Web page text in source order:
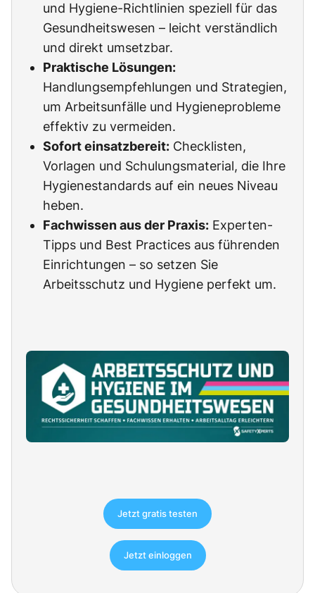
und Hygiene-Richtlinien speziell für das
Gesundheitswesen – leicht verständlich
und direkt umsetzbar.
Praktische Lösungen:
Handlungsempfehlungen und Strategien,
um Arbeitsunfälle und Hygieneprobleme
effektiv zu vermeiden.
Sofort einsatzbereit: Checklisten,
Vorlagen und Schulungsmaterial, die Ihre
Hygienestandards auf ein neues Niveau
heben.
Fachwissen aus der Praxis: Experten-
Tipps und Best Practices aus führenden
Einrichtungen – so setzen Sie
Arbeitsschutz und Hygiene perfekt um.
Jetzt gratis testen
Jetzt einloggen